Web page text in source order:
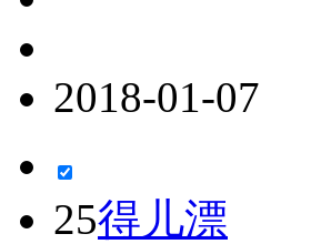
2018-01-07
25得儿漂